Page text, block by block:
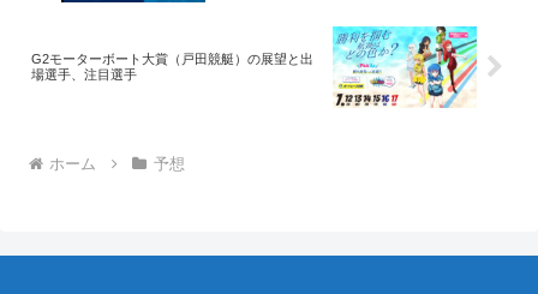
G2モーターボート大賞（戸田競艇）の展望と出
場選手、注目選手
ホーム 予想